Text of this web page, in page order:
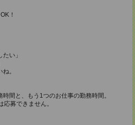
！
い」
。
間と、もう1つのお仕事の勤務時間。
募できません。